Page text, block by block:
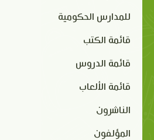
للمدارس الحكومية
قائمة الكتب
قائمة الدروس
قائمة الألعاب
الناشرون
المؤلفون